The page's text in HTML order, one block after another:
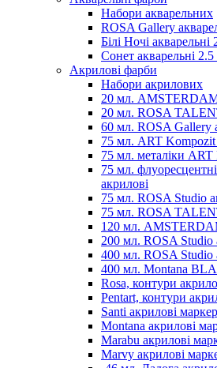
Набори акварельних
ROSA Gallery
Білі Ночі акварельні
Сонет акварельні
Акрилові фарби
Набори акрилових
20 мл. AMSTERDAM
20 мл. ROSA
60 мл. ROSA Gallery
75 мл. ART Kompozit
75 мл. металіки ART
75 мл.
акрилові
75 мл. ROSA Studio
75 мл. ROSA
120 мл.
200 мл. ROSA Studio
400 мл. ROSA Studio
400 мл. Montana
Rosa, контури
Pentart, контури
Santi акрилові
Montana акрилові
Marabu акрилові
Marvy акрилові